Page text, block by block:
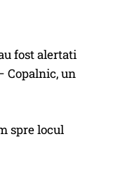
fost alertati
Copalnic, un
spre locul